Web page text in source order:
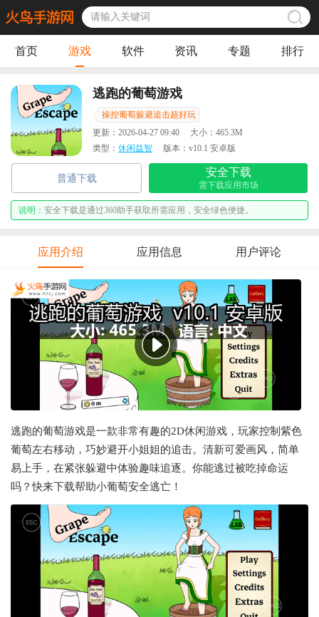
首页 游戏 软件 资讯 专题 排行
逃跑的葡萄游戏
操控葡萄躲避追击超好玩
更新： 2026-04-27 09:40 大小： 465.3M
类型： 休闲益智 版本： v10.1 安卓版
普通下载
安全下载
需下载应用市场
说明： 安全下载是通过360助手获取所需应用，安全绿色便捷。
应用介绍 应用信息 用户评论
逃跑的葡萄游戏是一款非常有趣的2D休闲游戏，玩家控制紫色
葡萄左右移动，巧妙避开小姐姐的追击。清新可爱画风，简单
易上手，在紧张躲避中体验趣味追逐。你能逃过被吃掉命运
吗？快来下载帮助小葡萄安全逃亡！